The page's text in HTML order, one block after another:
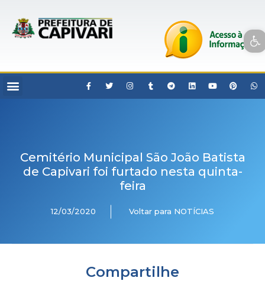
Open toolbar
Cemitério Municipal São João Batista
de Capivari foi furtado nesta quinta-
feira
12/03/2020 Voltar para NOTÍCIAS
Compartilhe